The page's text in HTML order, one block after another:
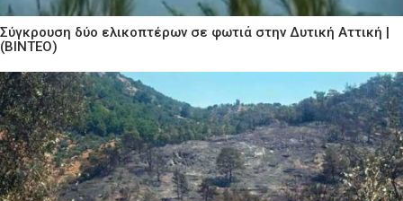
Σύγκρουση δύο ελικοπτέρων σε φωτιά στην Δυτική Αττική |
(ΒΙΝΤΕΟ)